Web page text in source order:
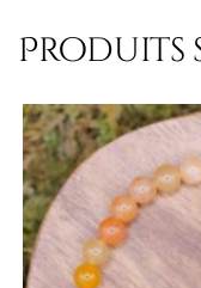
Produits